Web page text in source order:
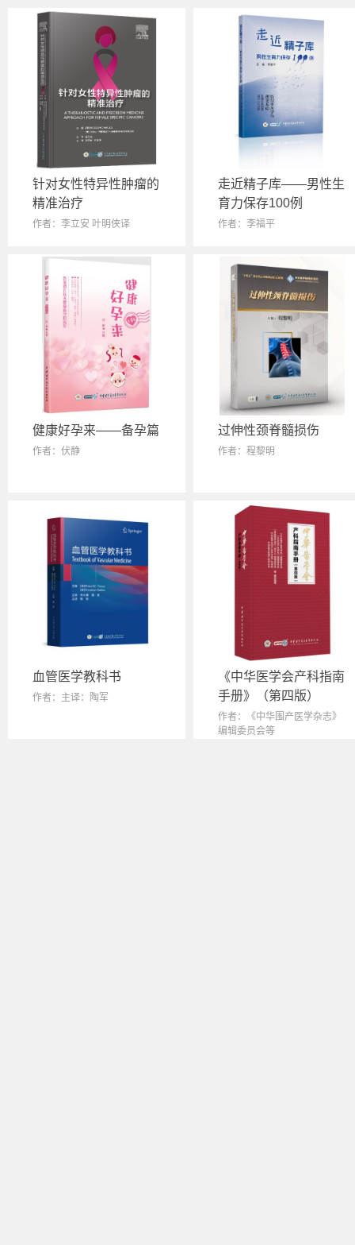
针对女性特异性肿瘤的
精准治疗
作者：李立安 叶明侠译
走近精子库——男性生
育力保存100例
作者：李福平
健康好孕来——备孕篇
作者：伏静
过伸性颈脊髓损伤
作者：程黎明
血管医学教科书
作者：主译：陶军
《中华医学会产科指南
手册》（第四版）
作者：《中华围产医学杂志》
编辑委员会等